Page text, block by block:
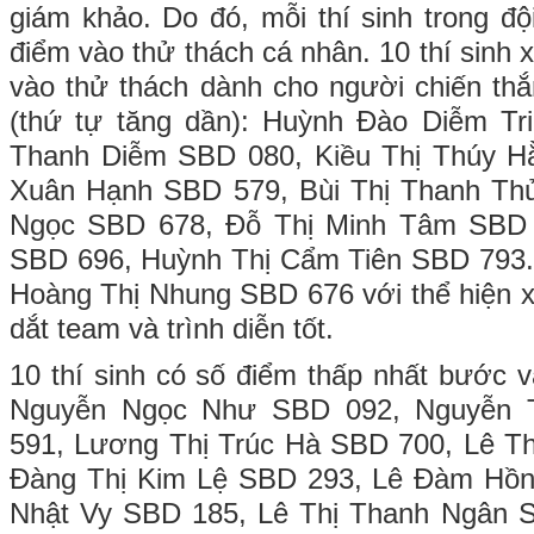
giám khảo. Do đó, mỗi thí sinh trong
điểm vào thử thách cá nhân. 10 thí sinh
vào thử thách dành cho người chiến
(thứ tự tăng dần): Huỳnh Đào Diễm
Thanh Diễm SBD 080, Kiều Thị Thúy
Xuân Hạnh SBD 579, Bùi Thị Thanh
Ngọc SBD 678, Đỗ Thị Minh Tâm
SBD 696, Huỳnh Thị Cẩm Tiên SBD
Hoàng Thị Nhung SBD 676 với thể hiện
dắt team và trình diễn tốt.
10 thí sinh có số điểm thấp nhất bước
Nguyễn Ngọc Như SBD 092, Nguyễn
591, Lương Thị Trúc Hà SBD 700, Lê
Đàng Thị Kim Lệ SBD 293, Lê Đàm
Nhật Vy SBD 185, Lê Thị Thanh Ngân